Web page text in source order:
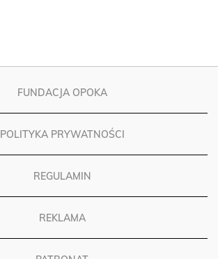
FUNDACJA OPOKA
POLITYKA PRYWATNOŚCI
REGULAMIN
REKLAMA